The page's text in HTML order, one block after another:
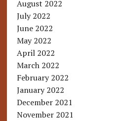
August 2022
July 2022
June 2022
May 2022
April 2022
March 2022
February 2022
January 2022
December 2021
November 2021